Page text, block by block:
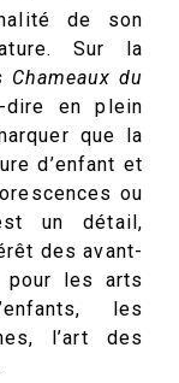
de son
Sur la
Chameaux du
dire en plein
que la
d’enfant et
ou
un détail,
des avant-
pour les arts
les
l’art des